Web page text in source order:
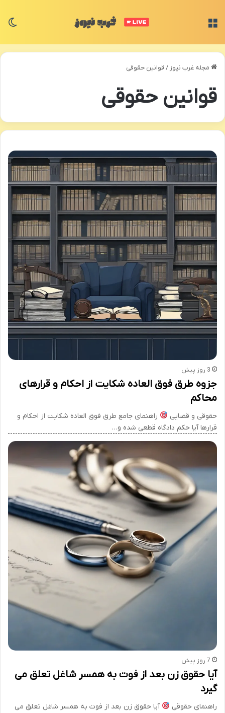
مجله غرب نیوز / قوانین حقوقی
قوانین حقوقی
3 روز پیش
جزوه طرق فوق العاده شکایت از احکام و قرارهای
محاکم
حقوقی و قضایی
راهنمای جامع طرق فوق العاده شکایت از احکام و
قرارها آیا حکم دادگاه قطعی شده و…
7 روز پیش
آیا حقوق زن بعد از فوت به همسر شاغل تعلق می
گیرد
راهنمای حقوقی
آیا حقوق زن بعد از فوت به همسر شاغل تعلق می